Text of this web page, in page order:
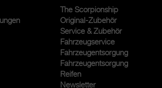
The Scorpionship
Original-Zubehör
Service & Zubehör
Fahrzeugservice
Fahrzeugentsorgung
Fahrzeugentsorgung
Reifen
Newsletter